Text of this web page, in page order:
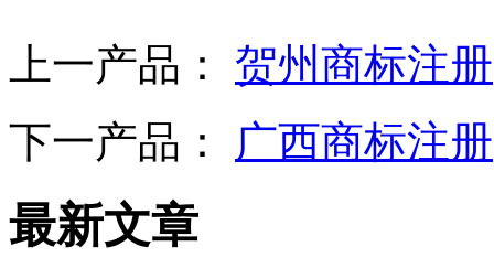
上一产品： 贺州商标注册
下一产品： 广西商标注册
最新文章